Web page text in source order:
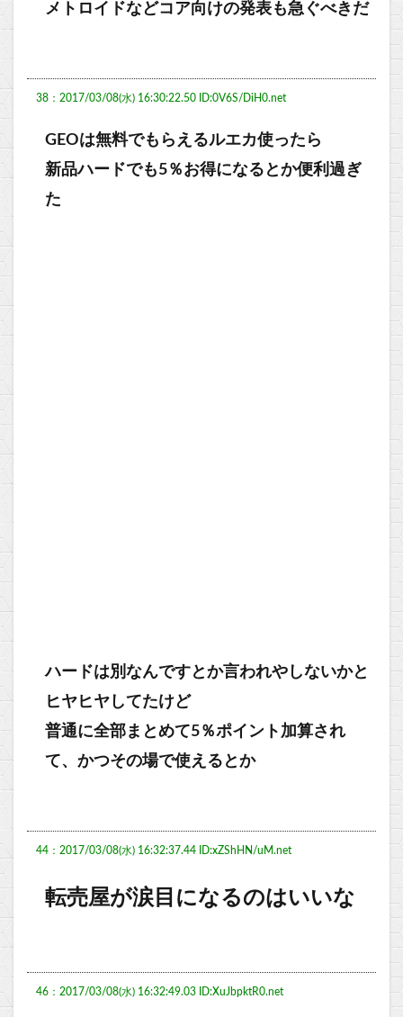
メトロイドなどコア向けの発表も急ぐべきだ
38：2017/03/08(水) 16:30:22.50 ID:0V6S/DiH0.net
GEOは無料でもらえるルエカ使ったら
新品ハードでも5％お得になるとか便利過ぎ
た
ハードは別なんですとか言われやしないかと
ヒヤヒヤしてたけど
普通に全部まとめて5％ポイント加算され
て、かつその場で使えるとか
44：2017/03/08(水) 16:32:37.44 ID:xZShHN/uM.net
転売屋が涙目になるのはいいな
46：2017/03/08(水) 16:32:49.03 ID:XuJbpktR0.net